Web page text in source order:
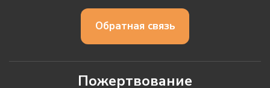
Обратная связь
Пожертвование